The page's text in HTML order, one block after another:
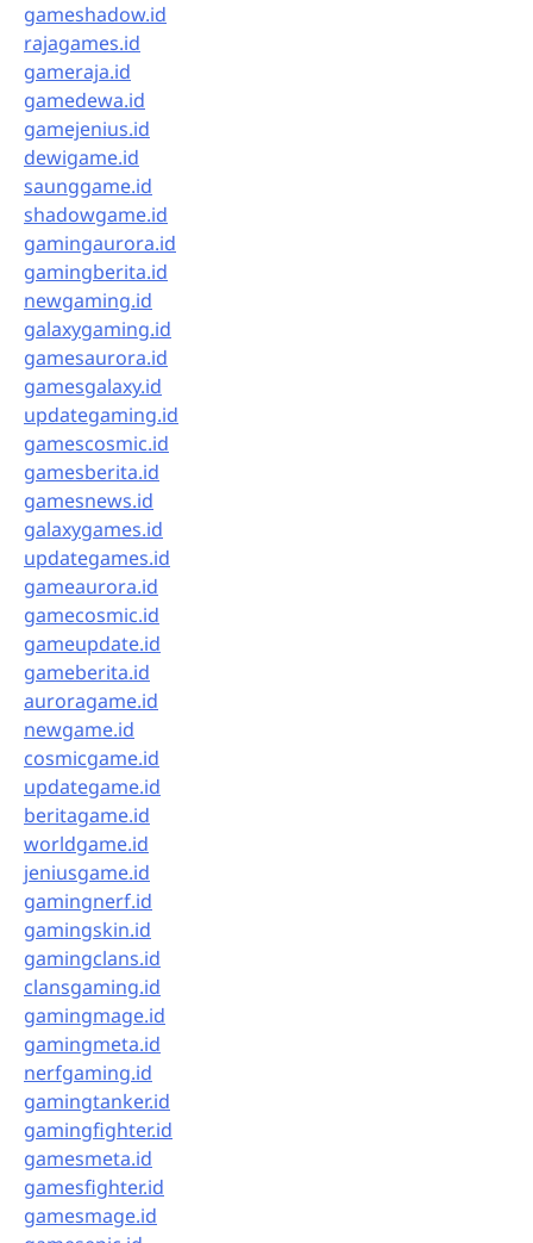
gameshadow.id
rajagames.id
gameraja.id
gamedewa.id
gamejenius.id
dewigame.id
saunggame.id
shadowgame.id
gamingaurora.id
gamingberita.id
newgaming.id
galaxygaming.id
gamesaurora.id
gamesgalaxy.id
updategaming.id
gamescosmic.id
gamesberita.id
gamesnews.id
galaxygames.id
updategames.id
gameaurora.id
gamecosmic.id
gameupdate.id
gameberita.id
auroragame.id
newgame.id
cosmicgame.id
updategame.id
beritagame.id
worldgame.id
jeniusgame.id
gamingnerf.id
gamingskin.id
gamingclans.id
clansgaming.id
gamingmage.id
gamingmeta.id
nerfgaming.id
gamingtanker.id
gamingfighter.id
gamesmeta.id
gamesfighter.id
gamesmage.id